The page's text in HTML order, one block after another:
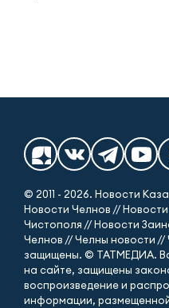
© 2011 - 2026. Новости
Новости Челнов //
Чистополя // Новости
Челнов // Челны новости
защищены. © ТАТМЕДИА.
на сайте, защищены
воспроизведение и
информации,